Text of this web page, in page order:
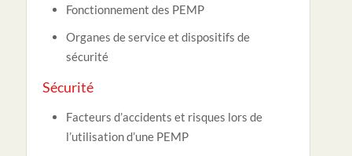
Fonctionnement des PEMP
Organes de service et dispositifs de
sécurité
Sécurité
Facteurs d’accidents et risques lors de
l’utilisation d’une PEMP